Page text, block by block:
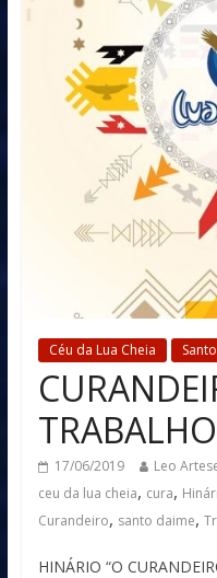
Céu da Lua Cheia
17/06/2019 Leo
ceu da lua cheia, cura,
Curandeiro, santo daime,
HINÁRIO “O